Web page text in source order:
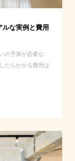
な実例と費用
の予算が必要な
たらかかる費用は